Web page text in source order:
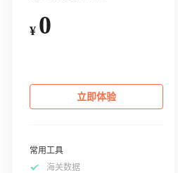
¥ 0
立即体验
常用工具
海关数据